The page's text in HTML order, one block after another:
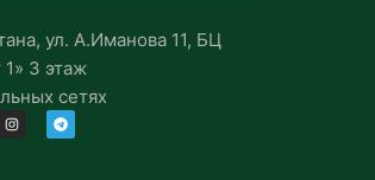
ул. А.Иманова 11, БЦ
1» 3 этаж
сетях